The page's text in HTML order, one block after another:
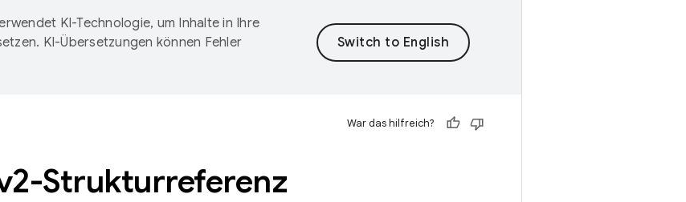
KI-Technologie, um Inhalte in Ihre
KI-Übersetzungen können Fehler
War das hilfreich?
Strukturreferenz